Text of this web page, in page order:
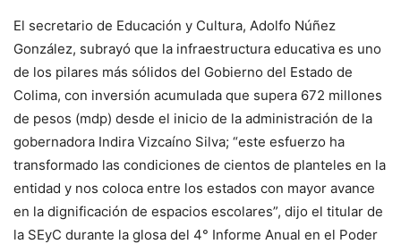
El secretario de Educación y Cultura, Adolfo Núñez
González, subrayó que la infraestructura educativa es uno
de los pilares más sólidos del Gobierno del Estado de
Colima, con inversión acumulada que supera 672 millones
de pesos (mdp) desde el inicio de la administración de la
gobernadora Indira Vizcaíno Silva; “este esfuerzo ha
transformado las condiciones de cientos de planteles en la
entidad y nos coloca entre los estados con mayor avance
en la dignificación de espacios escolares”, dijo el titular de
la SEyC durante la glosa del 4° Informe Anual en el Poder